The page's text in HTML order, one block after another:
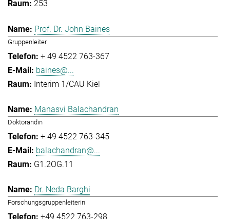
253
Prof. Dr. John Baines
Gruppenleiter
+ 49 4522 763-367
baines@...
Interim 1/CAU Kiel
Manasvi Balachandran
Doktorandin
+ 49 4522 763-345
balachandran@...
G1.2OG.11
Dr. Neda Barghi
Forschungsgruppenleiterin
+49 4522 763-298